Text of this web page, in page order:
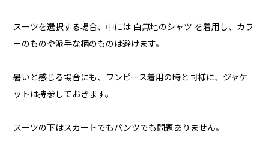
スーツを選択する場合、中には 白無地のシャツ を着用し、カラ
ーのものや派手な柄のものは避けます。
暑いと感じる場合にも、ワンピース着用の時と同様に、ジャケ
ットは持参しておきます。
スーツの下はスカートでもパンツでも問題ありません。